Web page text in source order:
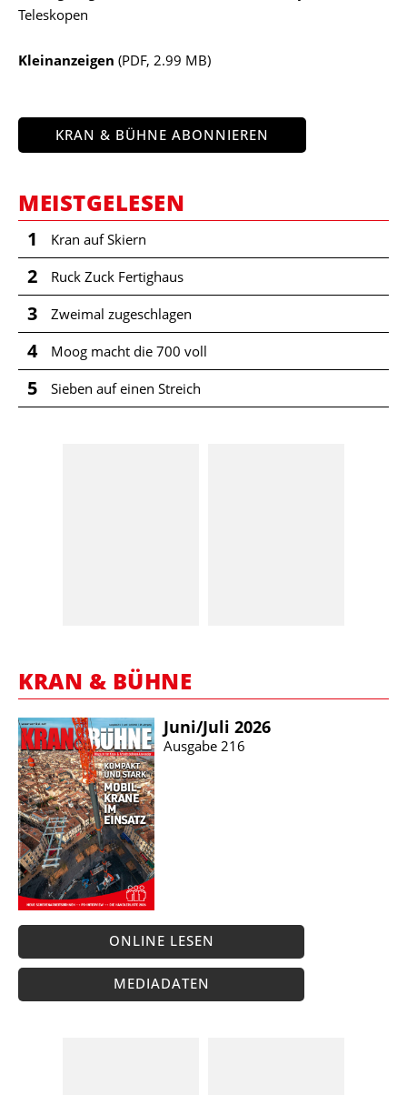
Teleskopen
Kleinanzeigen (PDF, 2.99 MB)
KRAN & BÜHNE ABONNIEREN
MEISTGELESEN
1 Kran auf Skiern
2 Ruck Zuck Fertighaus
3 Zweimal zugeschlagen
4 Moog macht die 700 voll
5 Sieben auf einen Streich
KRAN & BÜHNE
Juni/​Juli 2026
Ausgabe 216
ONLINE LESEN
MEDIADATEN